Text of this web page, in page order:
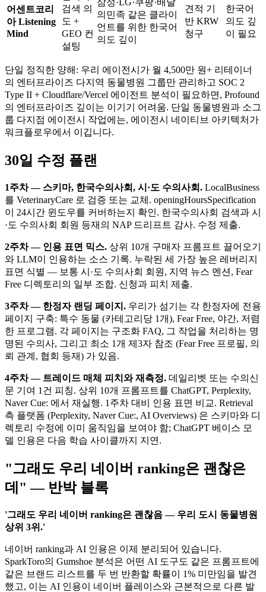
어센트코리
아 Listening
Mind
검색 의
도 +
GEO 컨
설팅
삼성·LG·쿠팡·배달
의민족 같은 클라이
언트를 위한 한국어
의도 깊이
견적 기
반 KRW
청구
한국어
의도 깊
이 필요
단일 정직한 양해: 우리 에이전시가 월 4,500만 원+ 리테이너
의 엔터프라이즈 다지역 동물병원 그룹만 관리하고 SOC 2
Type II + Cloudflare/Vercel 에이전트 분석이 필요하면, Profound
의 엔터프라이즈 깊이는 이기기 어려움. 단일 동물병원과 소그
룹 다지점 에이전시 작업에는, 에이전시 네이티브 아키텍처가
워크플로우에서 이깁니다.
30일 수정 플랜
1주차 — 스키마, 한국수의사회, 시·도 수의사회. LocalBusiness
를 VeterinaryCare 로 검증 또는 교체. openingHoursSpecification
이 24시간 윈도우를 커버하는지 확인. 한국수의사회 검색과 시
·도 수의사회 회원 등재의 NAP 드리프트 감사. 수정 제출.
2주차 — 인용 표면 믹스. 상위 10개 구매자 프롬프트 끌어오기
와 LLM이 인용하는 소스 기록. 누락된 세 가장 높은 레버리지
표면 식별 — 보통 시·도 수의사회 회원, 지역 뉴스 멘션, Fear
Free 디렉토리의 일부 조합. 신청과 피치 제출.
3주차 — 한정자 랜딩 페이지. 우리가 섬기는 각 한정자에 전용
페이지 구축: 특수 동물 (카테고리당 1개), Fear Free, 야간, 저렴
한 프로그램. 각 페이지는 구조화 FAQ, 그 작업을 처리하는 명
명된 수의사, 그리고 최소 1개 제3자 참조 (Fear Free 프로필, 의
뢰 관계, 협회 등재) 가 있음.
4주차 — 트레이드 매체 피치와 재측정. 데일리벳 또는 수의신
문 기여 1건 피칭. 상위 10개 프롬프트를 ChatGPT, Perplexity,
Naver Cue: 에서 재실행. 1주차 대비 인용 표면 비교. Retrieval
측 플랫폼 (Perplexity, Naver Cue:, AI Overviews) 은 스키마와 디
렉토리 수정에 이미 움직임을 보여야 함; ChatGPT 베이스 모
델 인용은 다음 학습 사이클까지 지연.
"그래도 우리 네이버 ranking은 괜찮은
데" — 반박 블록
'그래도 우리 네이버 ranking은 괜찮음 — 우리 도시 동물병원
상위 3위.'
네이버 ranking과 AI 인용은 이제 분리되어 있습니다.
SparkToro의 Gumshoe 분석은 어떤 AI 도구도 같은 프롬프트에
같은 브랜드 리스트를 두 번 반환할 확률이 1% 미만임을 발견
했고, 이는 AI 인용이 네이버 플레이스와 근본적으로 다른 발